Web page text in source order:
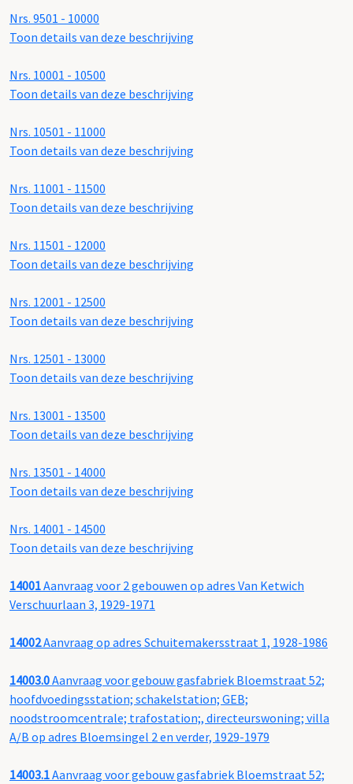
Nrs. 9501 - 10000
Toon details van deze beschrijving
Nrs. 10001 - 10500
Toon details van deze beschrijving
Nrs. 10501 - 11000
Toon details van deze beschrijving
Nrs. 11001 - 11500
Toon details van deze beschrijving
Nrs. 11501 - 12000
Toon details van deze beschrijving
Nrs. 12001 - 12500
Toon details van deze beschrijving
Nrs. 12501 - 13000
Toon details van deze beschrijving
Nrs. 13001 - 13500
Toon details van deze beschrijving
Nrs. 13501 - 14000
Toon details van deze beschrijving
Nrs. 14001 - 14500
Toon details van deze beschrijving
14001Aanvraag voor 2 gebouwen op adres Van Ketwich
Verschuurlaan 3, 1929-1971
14002Aanvraag op adres Schuitemakersstraat 1, 1928-1986
14003.0Aanvraag voor gebouw gasfabriek Bloemstraat 52;
hoofdvoedingsstation; schakelstation; GEB;
noodstroomcentrale; trafostation;, directeurswoning; villa
A/B op adres Bloemsingel 2 en verder, 1929-1979
14003.1Aanvraag voor gebouw gasfabriek Bloemstraat 52;